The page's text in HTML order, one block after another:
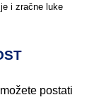
i zračne luke
postati